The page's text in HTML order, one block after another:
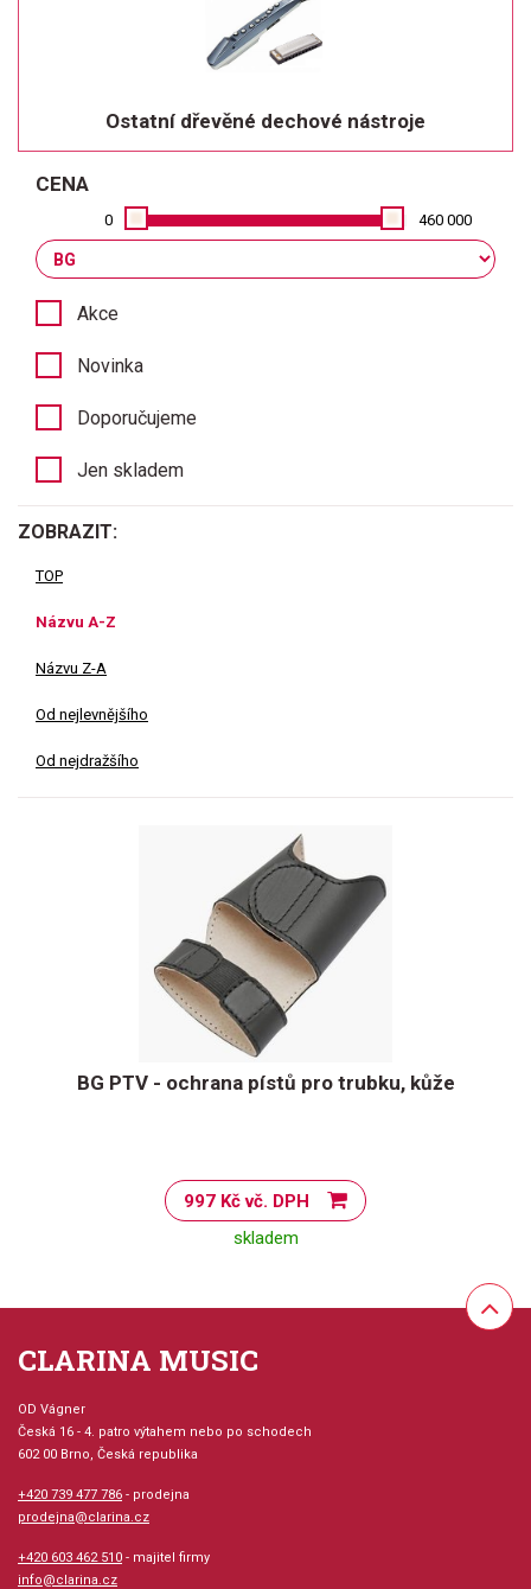
Ostatní dřevěné dechové nástroje
CENA
0 460 000
Akce
Novinka
Doporučujeme
Jen skladem
ZOBRAZIT:
TOP
Názvu A-Z
Názvu Z-A
Od nejlevnějšího
Od nejdražšího
BG PTV - ochrana pístů pro trubku, kůže
997 Kč vč. DPH
skladem
CLARINA MUSIC
OD Vágner
Česká 16 - 4. patro výtahem nebo po schodech
602 00 Brno, Česká republika
+420 739 477 786 - prodejna
prodejna@clarina.cz
+420 603 462 510 - majitel firmy
info@clarina.cz